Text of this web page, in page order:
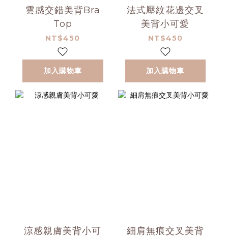
雲感交錯美背Bra
Top
NT$450
加入購物車
法式壓紋花邊交叉
美背小可愛
NT$450
加入購物車
涼感親膚美背小可
細肩無痕交叉美背